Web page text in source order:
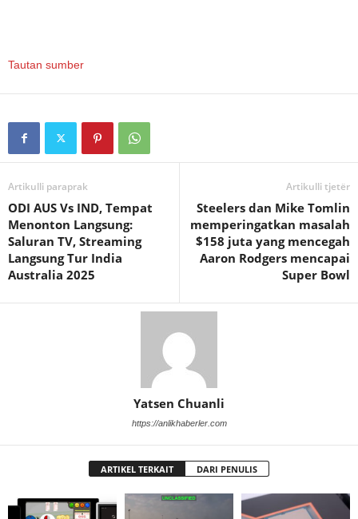
Tautan sumber
Artikulli paraprak
ODI AUS Vs IND, Tempat
Menonton Langsung:
Saluran TV, Streaming
Langsung Tur India
Australia 2025
Artikulli tjetër
Steelers dan Mike Tomlin
memperingatkan masalah
$158 juta yang mencegah
Aaron Rodgers mencapai
Super Bowl
Yatsen Chuanli
https://anlikhaberler.com
ARTIKEL TERKAIT DARI PENULIS